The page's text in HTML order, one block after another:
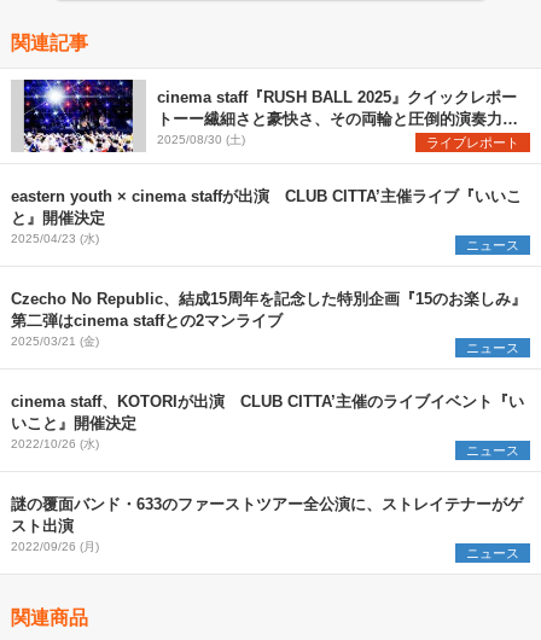
関連記事
cinema staff『RUSH BALL 2025』クイックレポー
トーー繊細さと豪快さ、その両輪と圧倒的演奏力で
魅せた堂々のステージ
2025/08/30 (土) ライブレポート
eastern youth × cinema staffが出演 CLUB CITTA’主催ライブ『いいこ
と』開催決定
2025/04/23 (水) ニュース
Czecho No Republic、結成15周年を記念した特別企画『15のお楽しみ』
第二弾はcinema staffとの2マンライブ
2025/03/21 (金) ニュース
cinema staff、KOTORIが出演 CLUB CITTA’主催のライブイベント『い
いこと』開催決定
2022/10/26 (水) ニュース
謎の覆面バンド・633のファーストツアー全公演に、ストレイテナーがゲ
スト出演
2022/09/26 (月) ニュース
関連商品